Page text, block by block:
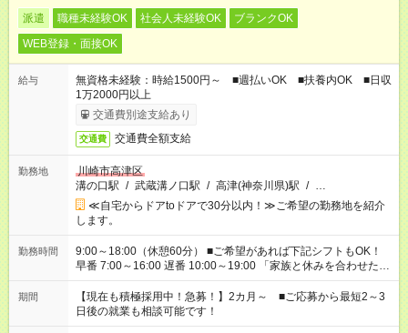
派遣 職種未経験OK 社会人未経験OK
ブランクOK
WEB登録・面接OK
給与
無資格未経験：時給1500円～ ■週払いOK ■扶養内OK ■日収
1万2000円以上
交通費別途支給あり
交通費 交通費全額支給
勤務地
川崎市高津区
溝の口駅 / 武蔵溝ノ口駅 / 高津(神奈川県)駅 / …
≪自宅からドアtoドアで30分以内！≫ご希望の勤務地を紹介
します。
勤務時間
9:00～18:00（休憩60分） ■ご希望があれば下記シフトもOK！
早番 7:00～16:00 遅番 10:00～19:00 「家族と休みを合わせた
い」 「余裕を持って夕飯の準備がしたい」 「できれば残業はし
たくない」 など、ご希望を教えてくださいね。 ※Wワーク希望
の方へ 今ご覧のお仕事で希望する勤務時間と、もう1つのお仕事
の勤務時間。 合計で週40時間を超える場合は応募できません。
期間
【現在も積極採用中！急募！】2カ月～ ■ご応募から最短2～3
日後の就業も相談可能です！